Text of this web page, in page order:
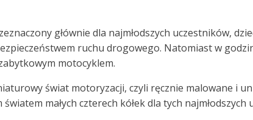
głównie dla najmłodszych uczestników,
ruchu drogowego. Natomiast w
motocyklem.
świat motoryzacji, czyli ręcznie malowane i
małych czterech kółek dla tych najmłodszych